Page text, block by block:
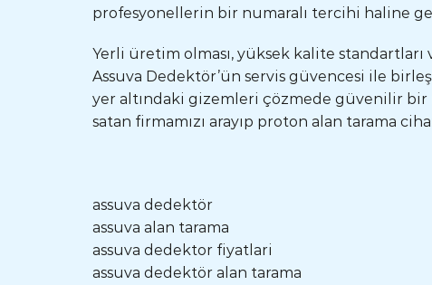
profesyonellerin bir numaralı tercihi haline
Yerli üretim olması, yüksek kalite
Assuva Dedektör’ün servis güvencesi ile
yer altındaki gizemleri çözmede güvenilir
satan firmamızı arayıp proton alan tarama
assuva dedektör
assuva alan tarama
assuva dedektor fiyatlari
assuva dedektör alan tarama